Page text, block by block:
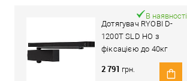
Дотягувач RYOBI D-
1200T SLD HO з
фіксацією до 40кг
В наявності
2 791 грн.